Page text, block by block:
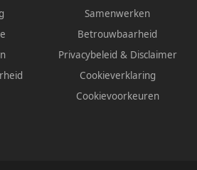
Samenwerken
Betrouwbaarheid
Privacybeleid & Disclaimer
Cookieverklaring
Cookievoorkeuren